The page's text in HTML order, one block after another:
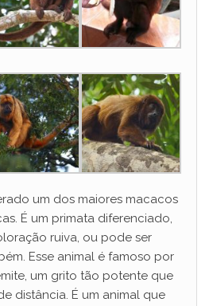
um dos maiores macacos
É um primata diferenciado,
ruiva, ou pode ser
Esse animal é famoso por
um grito tão potente que
distância. É um animal que